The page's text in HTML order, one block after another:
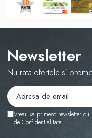
Newsletter
Nu rata ofertele si
Vreau sa primesc newsletter
de Confidentialitate